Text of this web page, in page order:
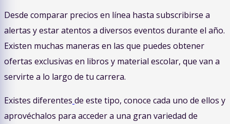
Desde comparar precios en línea hasta subscribirse a
alertas y estar atentos a diversos eventos durante el año.
Existen muchas maneras en las que puedes obtener
ofertas exclusivas en libros y material escolar, que van a
servirte a lo largo de tu carrera.
Existes diferentes de este tipo, conoce cada uno de ellos y
aprovéchalos para acceder a una gran variedad de